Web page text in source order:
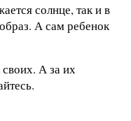
солнце, так и в
А сам ребенок
А за их